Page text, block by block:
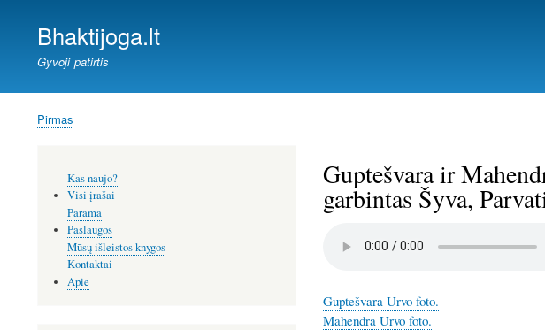
Bhaktijoga.lt
Gyvoji patirtis
Kelias
Pirmas
Guptešvara ir
garbintas Šyva,
Guptešvara Urvo foto.
Mahendra Urvo foto.
meniu
Kas naujo?
Visi įrašai
Parama
Paslaugos
Mūsų išleistos knygos
Kontaktai
Apie